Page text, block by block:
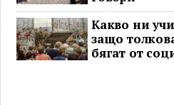
Какво ни
защо
бягат от